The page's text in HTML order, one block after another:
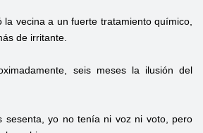
vecina a un fuerte tratamiento químico,
de irritante.
seis meses la ilusión del
sesenta, yo no tenía ni voz ni voto, pero